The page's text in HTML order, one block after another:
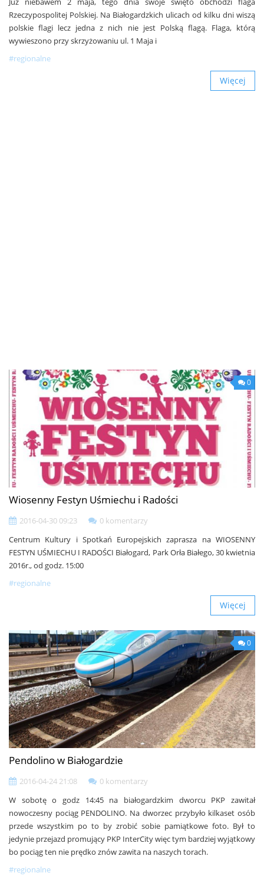
Rzeczypospolitej Polskiej. Na Białogardzkich ulicach od kilku dni wiszą
polskie flagi lecz jedna z nich nie jest Polską flagą. Flaga, którą
wywieszono przy skrzyżowaniu ul. 1 Maja i
#regionalne
Więcej
0
Wiosenny Festyn Uśmiechu i Radości
2016-04-30 09:23
0 komentarzy
Centrum Kultury i Spotkań Europejskich zaprasza na WIOSENNY
FESTYN UŚMIECHU I RADOŚCI Białogard, Park Orła Białego, 30 kwietnia
2016r., od godz. 15:00
#regionalne
Więcej
0
Pendolino w Białogardzie
2016-04-24 21:08
0 komentarzy
W sobotę o godz 14:45 na białogardzkim dworcu PKP zawitał
nowoczesny pociąg PENDOLINO. Na dworzec przybyło kilkaset osób
przede wszystkim po to by zrobić sobie pamiątkowe foto. Był to
jedynie przejazd promujący PKP InterCity więc tym bardziej wyjątkowy
bo pociąg ten nie prędko znów zawita na naszych torach.
#regionalne